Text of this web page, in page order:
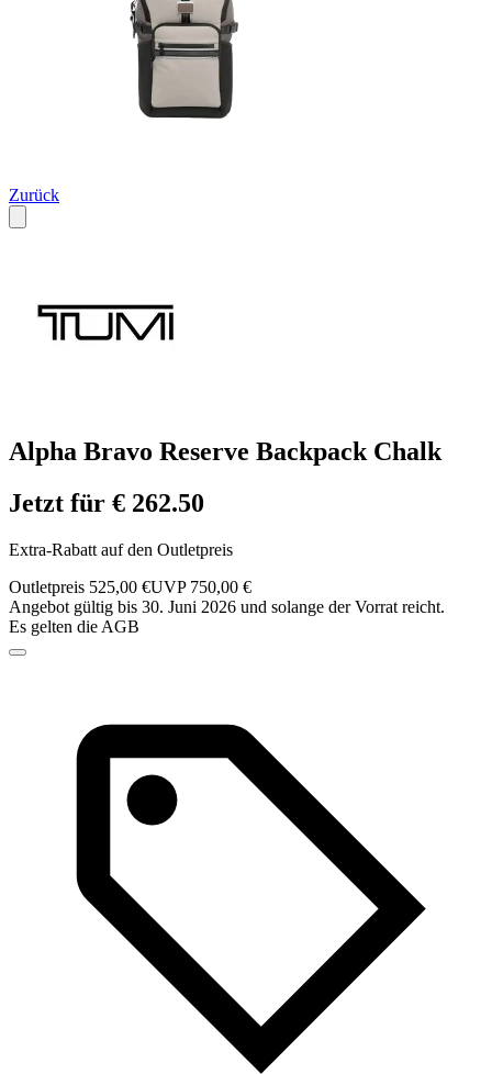
Zurück
Alpha Bravo Reserve Backpack Chalk
Jetzt für € 262.50
Extra-Rabatt auf den Outletpreis
Outletpreis 525,00 €UVP 750,00 €
Angebot gültig bis 30. Juni 2026 und solange der Vorrat reicht.
Es gelten die AGB